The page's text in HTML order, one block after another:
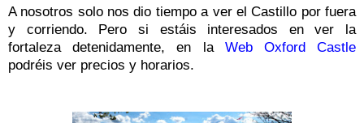
A nosotros solo nos dio tiempo a ver el Castillo por fuera
y corriendo. Pero si estáis interesados en ver la
fortaleza detenidamente, en la Web Oxford Castle
podréis ver precios y horarios.